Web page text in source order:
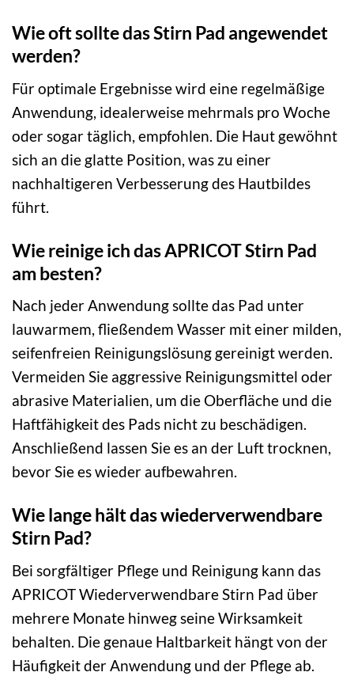
Wie oft sollte das Stirn Pad angewendet
werden?
Für optimale Ergebnisse wird eine regelmäßige
Anwendung, idealerweise mehrmals pro Woche
oder sogar täglich, empfohlen. Die Haut gewöhnt
sich an die glatte Position, was zu einer
nachhaltigeren Verbesserung des Hautbildes
führt.
Wie reinige ich das APRICOT Stirn Pad
am besten?
Nach jeder Anwendung sollte das Pad unter
lauwarmem, fließendem Wasser mit einer milden,
seifenfreien Reinigungslösung gereinigt werden.
Vermeiden Sie aggressive Reinigungsmittel oder
abrasive Materialien, um die Oberfläche und die
Haftfähigkeit des Pads nicht zu beschädigen.
Anschließend lassen Sie es an der Luft trocknen,
bevor Sie es wieder aufbewahren.
Wie lange hält das wiederverwendbare
Stirn Pad?
Bei sorgfältiger Pflege und Reinigung kann das
APRICOT Wiederverwendbare Stirn Pad über
mehrere Monate hinweg seine Wirksamkeit
behalten. Die genaue Haltbarkeit hängt von der
Häufigkeit der Anwendung und der Pflege ab.